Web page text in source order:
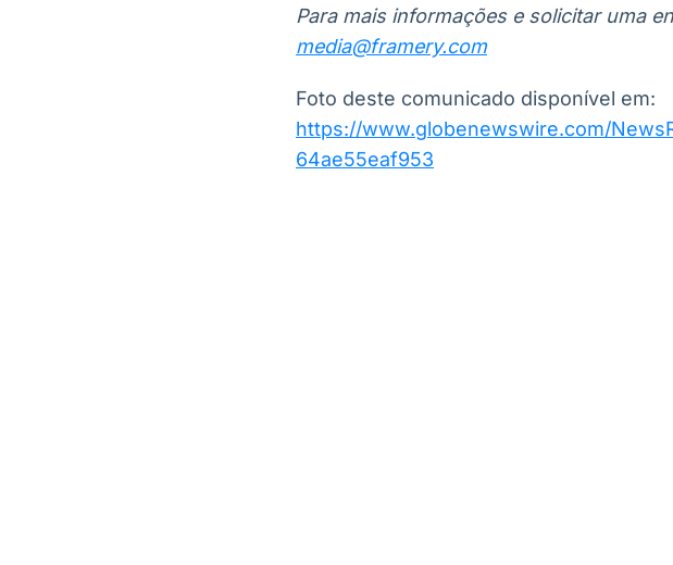
Para mais informações e solicitar uma
media@framery.com
Foto deste comunicado disponível em:
https://www.globenewswire.com/
64ae55eaf953